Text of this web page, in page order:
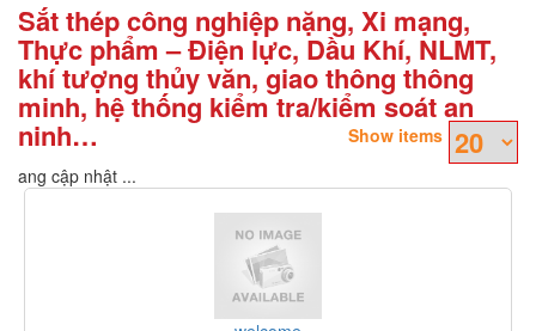
Sắt thép công nghiệp nặng, Xi mạng,
Thực phẩm – Điện lực, Dầu Khí, NLMT,
khí tượng thủy văn, giao thông thông
minh, hệ thống kiểm tra/kiểm soát an
ninh…
Show items
Đang cập nhật ...